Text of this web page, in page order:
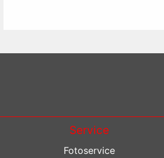
Service
Fotoservice